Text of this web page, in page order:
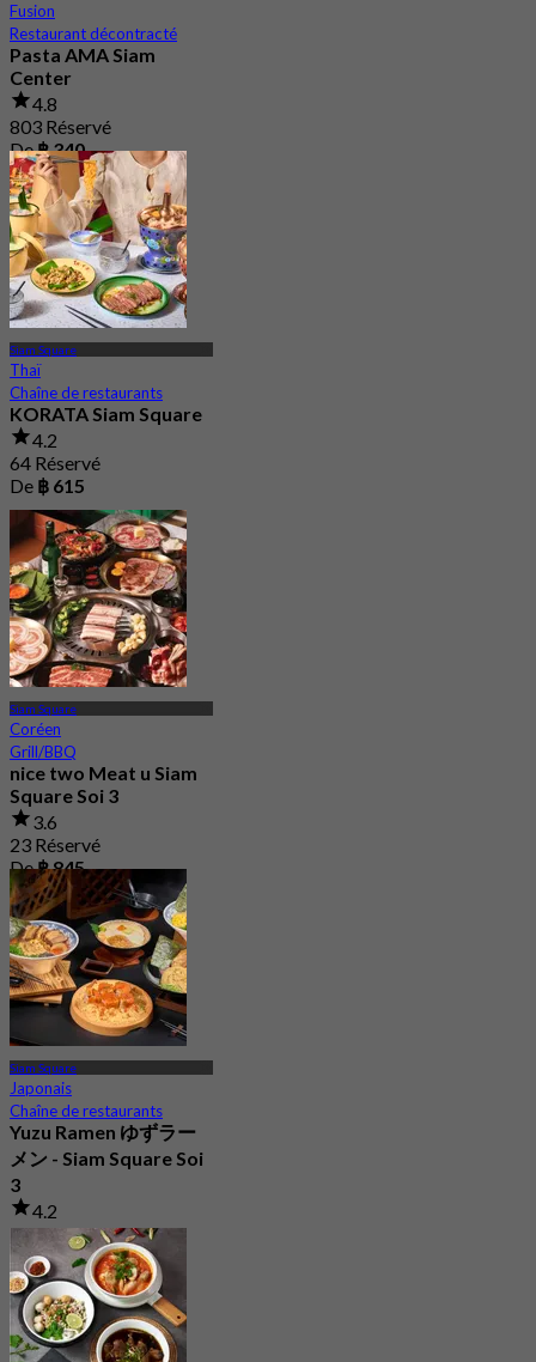
Fusion
Restaurant décontracté
Pasta AMA Siam
Center
4.8
803 Réservé
De฿ 340
Siam Square
Thaï
Chaîne de restaurants
KORATA Siam Square
4.2
64 Réservé
De ฿ 615
Siam Square
Coréen
Grill/BBQ
nice two Meat u Siam
Square Soi 3
3.6
23 Réservé
De฿ 845
Siam Square
Japonais
Chaîne de restaurants
Yuzu Ramen ゆずラー
メン - Siam Square Soi
3
4.2
2 Réservé
De฿ 663.33